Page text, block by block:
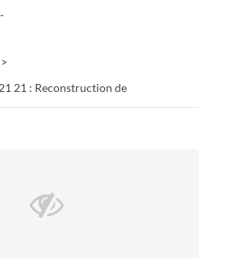
-
21 : Reconstruction de